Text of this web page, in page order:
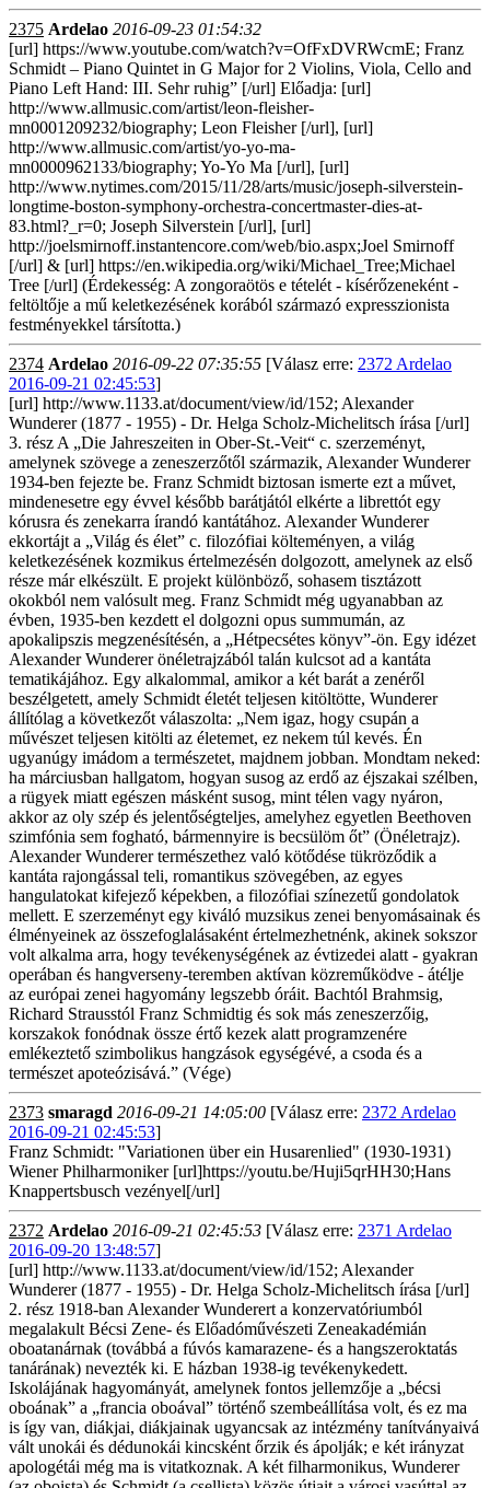
2375 Ardelao 2016-09-23 01:54:32
[url] https://www.youtube.com/watch?v=OfFxDVRWcmE; Franz
Schmidt – Piano Quintet in G Major for 2 Violins, Viola, Cello and
Piano Left Hand: III. Sehr ruhig” [/url] Előadja: [url]
http://www.allmusic.com/artist/leon-fleisher-
mn0001209232/biography; Leon Fleisher [/url], [url]
http://www.allmusic.com/artist/yo-yo-ma-
mn0000962133/biography; Yo-Yo Ma [/url], [url]
http://www.nytimes.com/2015/11/28/arts/music/joseph-silverstein-
longtime-boston-symphony-orchestra-concertmaster-dies-at-
83.html?_r=0; Joseph Silverstein [/url], [url]
http://joelsmirnoff.instantencore.com/web/bio.aspx;Joel Smirnoff
[/url] & [url] https://en.wikipedia.org/wiki/Michael_Tree;Michael
Tree [/url] (Érdekesség: A zongoraötös e tételét - kísérőzeneként -
feltöltője a mű keletkezésének korából származó expresszionista
festményekkel társította.)
2374 Ardelao 2016-09-22 07:35:55 [Válasz erre: 2372 Ardelao
2016-09-21 02:45:53]
[url] http://www.1133.at/document/view/id/152; Alexander
Wunderer (1877 - 1955) - Dr. Helga Scholz-Michelitsch írása [/url]
3. rész A „Die Jahreszeiten in Ober-St.-Veit“ c. szerzeményt,
amelynek szövege a zeneszerzőtől származik, Alexander Wunderer
1934-ben fejezte be. Franz Schmidt biztosan ismerte ezt a művet,
mindenesetre egy évvel később barátjától elkérte a librettót egy
kórusra és zenekarra írandó kantátához. Alexander Wunderer
ekkortájt a „Világ és élet” c. filozófiai költeményen, a világ
keletkezésének kozmikus értelmezésén dolgozott, amelynek az első
része már elkészült. E projekt különböző, sohasem tisztázott
okokból nem valósult meg. Franz Schmidt még ugyanabban az
évben, 1935-ben kezdett el dolgozni opus summumán, az
apokalipszis megzenésítésén, a „Hétpecsétes könyv”-ön. Egy idézet
Alexander Wunderer önéletrajzából talán kulcsot ad a kantáta
tematikájához. Egy alkalommal, amikor a két barát a zenéről
beszélgetett, amely Schmidt életét teljesen kitöltötte, Wunderer
állítólag a következőt válaszolta: „Nem igaz, hogy csupán a
művészet teljesen kitölti az életemet, ez nekem túl kevés. Én
ugyanúgy imádom a természetet, majdnem jobban. Mondtam neked:
ha márciusban hallgatom, hogyan susog az erdő az éjszakai szélben,
a rügyek miatt egészen másként susog, mint télen vagy nyáron,
akkor az oly szép és jelentőségteljes, amelyhez egyetlen Beethoven
szimfónia sem fogható, bármennyire is becsülöm őt” (Önéletrajz).
Alexander Wunderer természethez való kötődése tükröződik a
kantáta rajongással teli, romantikus szövegében, az egyes
hangulatokat kifejező képekben, a filozófiai színezetű gondolatok
mellett. E szerzeményt egy kiváló muzsikus zenei benyomásainak és
élményeinek az összefoglalásaként értelmezhetnénk, akinek sokszor
volt alkalma arra, hogy tevékenységének az évtizedei alatt - gyakran
operában és hangverseny-teremben aktívan közreműködve - átélje
az európai zenei hagyomány legszebb óráit. Bachtól Brahmsig,
Richard Strausstól Franz Schmidtig és sok más zeneszerzőig,
korszakok fonódnak össze értő kezek alatt programzenére
emlékeztető szimbolikus hangzások egységévé, a csoda és a
természet apoteózisává.” (Vége)
2373 smaragd 2016-09-21 14:05:00 [Válasz erre: 2372 Ardelao
2016-09-21 02:45:53]
Franz Schmidt: "Variationen über ein Husarenlied" (1930-1931)
Wiener Philharmoniker [url]https://youtu.be/Huji5qrHH30;Hans
Knappertsbusch vezényel[/url]
2372 Ardelao 2016-09-21 02:45:53 [Válasz erre: 2371 Ardelao
2016-09-20 13:48:57]
[url] http://www.1133.at/document/view/id/152; Alexander
Wunderer (1877 - 1955) - Dr. Helga Scholz-Michelitsch írása [/url]
2. rész 1918-ban Alexander Wunderert a konzervatóriumból
megalakult Bécsi Zene- és Előadóművészeti Zeneakadémián
oboatanárnak (továbbá a fúvós kamarazene- és a hangszeroktatás
tanárának) nevezték ki. E házban 1938-ig tevékenykedett.
Iskolájának hagyományát, amelynek fontos jellemzője a „bécsi
oboának” a „francia oboával” történő szembeállítása volt, és ez ma
is így van, diákjai, diákjainak ugyancsak az intézmény tanítványaivá
vált unokái és dédunokái kincsként őrzik és ápolják; e két irányzat
apologétái még ma is vitatkoznak. A két filharmonikus, Wunderer